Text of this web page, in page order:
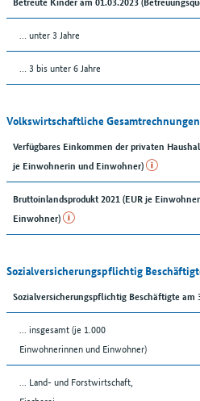
… unter 3 Jahre
… 3 bis unter 6 Jahre
Volkswirtschaftliche Gesamtrechnungen
Verfügbares Einkommen der privaten
je Einwohnerin und Einwohner)
Bruttoinlandsprodukt 2021 (EUR je
Einwohner)
Sozialversicherungspflichtig
Sozialversicherungspflichtig Beschäftigte am
... insgesamt (je 1.000
Einwohnerinnen und Einwohner)
... Land- und Forstwirtschaft,